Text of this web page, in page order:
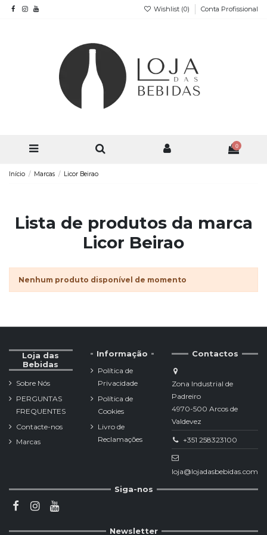
Wishlist (0) Conta Profissional
0
Início Marcas Licor Beirao
Lista de produtos da marca
Licor Beirao
Nenhum produto disponível de momento
Loja das
Bebidas
Sobre Nós
PERGUNTAS
FREQUENTES
Contacte-nos
Marcas
Informação
Política de
Privacidade
Política de
Cookies
Livro de
Reclamações
Contactos
Zona Industrial de
Padreiro
4970-500 Arcos de
Valdevez
+351 258323100
loja@lojadasbebidas.com
Siga-nos
Newsletter